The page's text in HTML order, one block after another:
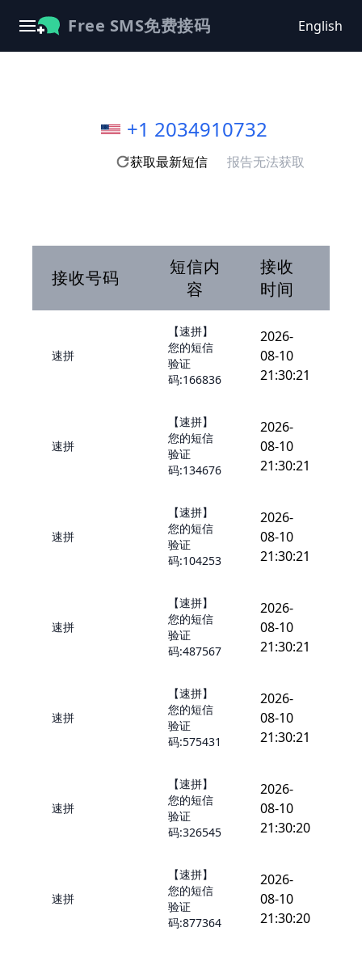
Free SMS免费接码 English
+1 2034910732
获取最新短信 报告无法获取
接收号码
短信内
容
接收
时间
速拼
【速拼】
您的短信
验证
码:166836
2026-
08-10
21:30:21
速拼
【速拼】
您的短信
验证
码:134676
2026-
08-10
21:30:21
速拼
【速拼】
您的短信
验证
码:104253
2026-
08-10
21:30:21
速拼
【速拼】
您的短信
验证
码:487567
2026-
08-10
21:30:21
速拼
【速拼】
您的短信
验证
码:575431
2026-
08-10
21:30:21
速拼
【速拼】
您的短信
验证
码:326545
2026-
08-10
21:30:20
速拼
【速拼】
您的短信
验证
码:877364
2026-
08-10
21:30:20